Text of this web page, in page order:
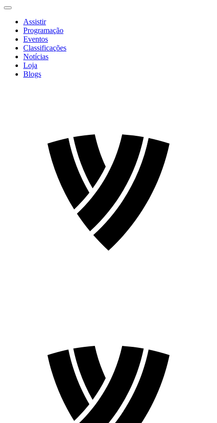
Assistir
Programação
Eventos
Classificações
Notícias
Loja
Blogs